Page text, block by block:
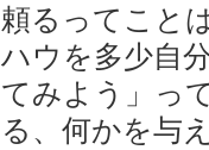
頼るってこと
ハウを多少自
てみよう」っ
る、何かを与